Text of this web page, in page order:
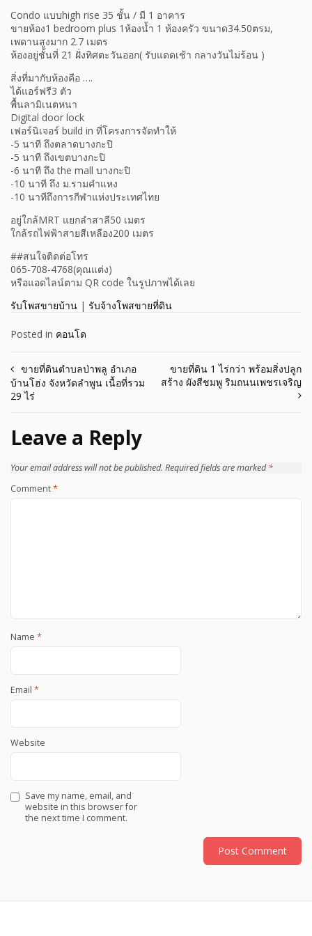
Condo แบบhigh rise 35 ชั้น / มี 1 อาคาร
ขายห้อง1 bedroom plus 1ห้องน้ำ 1 ห้องครัว ขนาด34.50ตรม,
เพดานสูงมาก 2.7 เมตร
ห้องอยู่ชั้นที่ 21 ฝั่งทิศตะวันออก( รับแดดเช้า กลางวันไม่ร้อน )
สิ่งที่มากับห้องคือ ….
ได้แอร์ฟรี3 ตัว
พื้นลามิเนตหนา
Digital door lock
เฟอร์นิเจอร์ build in ที่โครงการจัดทำให้
-5 นาที ถึงตลาดบางกะปิ
-5 นาที ถึงเขตบางกะปิ
-6 นาที ถึง the mall บางกะปิ
-10 นาที ถึง ม.รามคำแหง
-10 นาทีถึงการกีฬาแห่งประเทศไทย
อยู่ใกล้MRT แยกลำสาลี50 เมตร
ใกล้รถไฟฟ้าสายสีเหลือง200 เมตร
##สนใจติดต่อโทร
065-708-4768(คุณแต่ง)
หรือแอดไลน์ตาม QR code ในรูปภาพได้เลย
รับโพสขายบ้าน | รับจ้างโพสขายที่ดิน
Posted in คอนโด
Post
navigation
ขายที่ดินตำบลป่าพลู อำเภอ
บ้านโฮ่ง จังหวัดลำพูน เนื้อที่รวม
29 ไร่
ขายที่ดิน 1 ไร่กว่า พร้อมสิ่งปลูก
สร้าง ผังสีชมพู ริมถนนเพชรเจริญ
Leave a Reply
Your email address will not be published. Required fields are marked*
Comment*
Name *
Email *
Website
Save my name, email, and
website in this browser for
the next time I comment.